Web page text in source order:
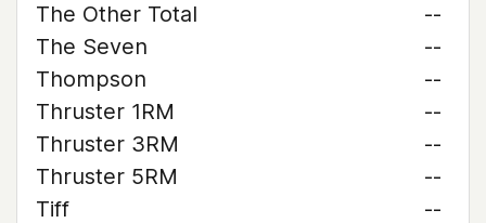
The Other Total
--
The Seven
--
Thompson
--
Thruster 1RM
--
Thruster 3RM
--
Thruster 5RM
--
Tiff
--